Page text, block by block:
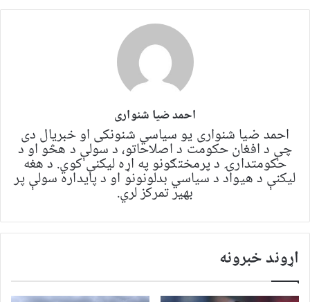
احمد ضیا شنواری
احمد ضیا شنواری یو سياسي شنونکی او خبریال دی
چې د افغان حکومت د اصلاحاتو، د سولې د هڅو او د
حکومتدارۍ د پرمختګونو په اړه لیکنې کوي. د هغه
لیکنې د هیواد د سیاسي بدلونونو او د پایداره سولې پر
بهیر تمرکز لري.
اړوند خبرونه